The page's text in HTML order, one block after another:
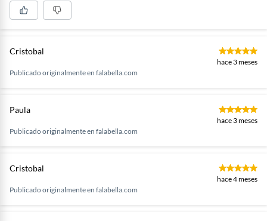
Cristobal
hace 3 meses
Publicado originalmente en falabella.com
Paula
hace 3 meses
Publicado originalmente en falabella.com
Cristobal
hace 4 meses
Publicado originalmente en falabella.com